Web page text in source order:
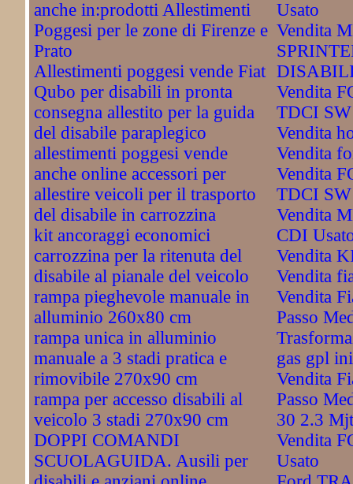
anche in:prodotti Allestimenti
Poggesi per le zone di Firenze e
Prato
Allestimenti poggesi vende Fiat
Qubo per disabili in pronta
consegna allestito per la guida
del disabile paraplegico
allestimenti poggesi vende
anche online accessori per
allestire veicoli per il trasporto
del disabile in carrozzina
kit ancoraggi economici
carrozzina per la ritenuta del
disabile al pianale del veicolo
rampa pieghevole manuale in
alluminio 260x80 cm
rampa unica in alluminio
manuale a 3 stadi pratica e
rimovibile 270x90 cm
rampa per accesso disabili al
veicolo 3 stadi 270x90 cm
DOPPI COMANDI
SCUOLAGUIDA. Ausili per
Usato
Vendita
Vendita
TDCI
Vendita
Vendita
Vendita
TDCI
Vendita
CDI
Vendita
Vendita
Vendita
Passo
gas gpl
Vendita
Passo
30 2.3
Vendita
Usato